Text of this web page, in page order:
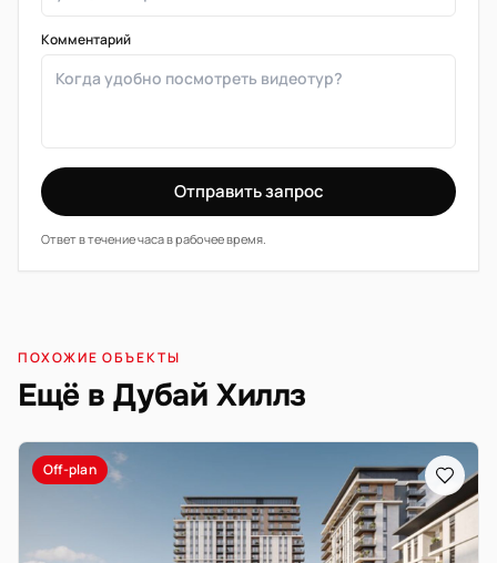
Комментарий
Отправить запрос
Ответ в течение часа в рабочее время.
ПОХОЖИЕ ОБЪЕКТЫ
Ещё в Дубай Хиллз
Off-plan